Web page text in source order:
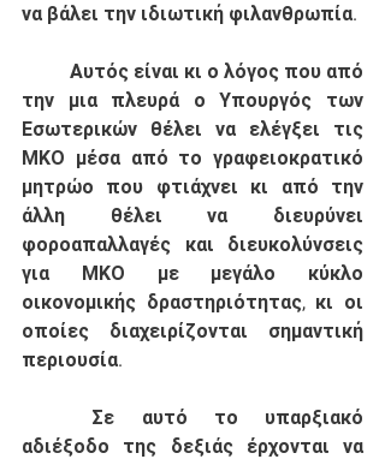
να βάλει την ιδιωτική φιλανθρωπία.
την μια πλευρά ο Υπουργός των
Εσωτερικών θέλει να ελέγξει τις
ΜΚΟ μέσα από το γραφειοκρατικό
μητρώο που φτιάχνει κι από την
άλλη θέλει να διευρύνει
φοροαπαλλαγές και διευκολύνσεις
για ΜΚΟ με μεγάλο κύκλο
οικονομικής δραστηριότητας, κι οι
οποίες διαχειρίζονται σημαντική
περιουσία.
αδιέξοδο της δεξιάς έρχονται να